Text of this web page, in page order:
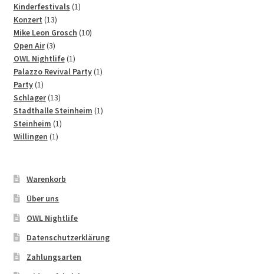
Produkt
Kinderfestivals 11
Konzert 1313
Produkte
Mike Leon Grosch 1010
Open Air 33
Produkte
OWL Nightlife 11
Produkt
Palazzo Revival Party 11
Party 11
Produkt
Schlager 1313
Produkte
Stadthalle Steinheim 11
Steinheim 11
Willingen 11
Warenkorb
Über uns
OWL Nightlife
Datenschutzerklärung
Zahlungsarten